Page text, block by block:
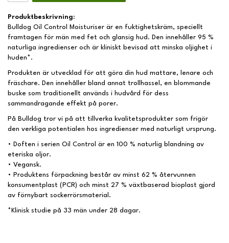
Produktbeskrivning:
Bulldog Oil Control Moisturiser är en fuktighetskräm, speciellt
framtagen för män med fet och glansig hud. Den innehåller 95 %
naturliga ingredienser och är kliniskt bevisad att minska oljighet i
huden*.
Produkten är utvecklad för att göra din hud mattare, lenare och
fräschare. Den innehåller bland annat trollhassel, en blommande
buske som traditionellt används i hudvård för dess
sammandragande effekt på porer.
På Bulldog tror vi på att tillverka kvalitetsprodukter som frigör
den verkliga potentialen hos ingredienser med naturligt ursprung.
• Doften i serien Oil Control är en 100 % naturlig blandning av
eteriska oljor.
• Vegansk.
• Produktens förpackning består av minst 62 % återvunnen
konsumentplast (PCR) och minst 27 % växtbaserad bioplast gjord
av förnybart sockerrörsmaterial.
*Klinisk studie på 33 män under 28 dagar.